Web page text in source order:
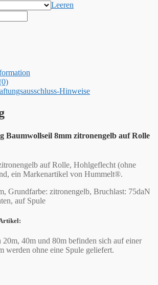
Leeren
Hinweise
Baumwollseil 8mm zitronengelb auf Rolle
auf Rolle, Hohlgeflecht (ohne
ein Markenartikel von Hummelt®.
Grundfarbe: zitronengelb, Bruchlast: 75daN
auf Spule
40m und 80m befinden sich auf einer
werden ohne eine Spule geliefert.